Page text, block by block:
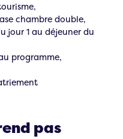
chambre double,
jour 1 au déjeuner du
programme,
pas